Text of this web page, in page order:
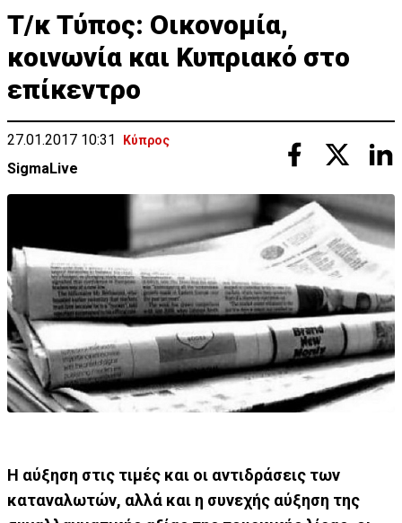
Τ/κ Τύπος: Οικονομία,
κοινωνία και Κυπριακό στο
επίκεντρο
27.01.2017 10:31 Κύπρος
SigmaLive
Η αύξηση στις τιμές και οι αντιδράσεις των
καταναλωτών, αλλά και η συνεχής αύξηση της